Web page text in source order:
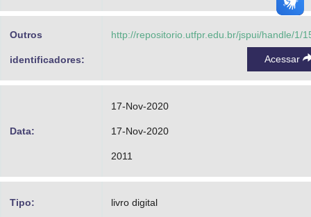
Outros
identificadores:
http://repositorio.utfpr.edu.br/jspui/handle/1/
Acessar
Data:
17-Nov-2020
17-Nov-2020
2011
Tipo: livro digital